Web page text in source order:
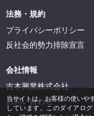
法務・規約
プライバシーポリシー
反社会的勢力排除宣言
会社情報
吉本興業株式会社
お問い合わせ
当サイトは、お客様の使いや
しています。このダイアロ